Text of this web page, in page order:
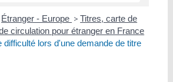
Étranger - Europe > Titres, carte de
circulation pour étranger en France
difficulté lors d'une demande de titre